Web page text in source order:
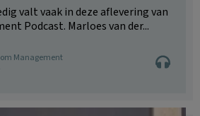
valt vaak in deze aflevering van
Podcast. Marloes van der...
Management